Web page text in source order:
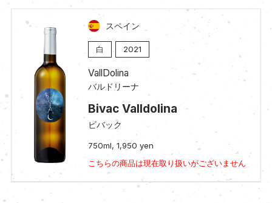
スペイン
白 2021
VallDolina
バルドリーナ
Bivac Valldolina
ビバック
750ml, 1,950 yen
こちらの商品は現在取り扱いがございません